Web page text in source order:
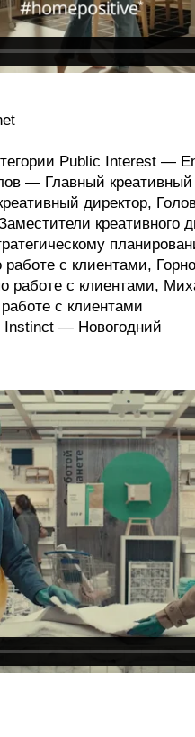
Public Interest —
— Главный креативный
директор,
креативного
с клиентами,
работе с клиентами,
с клиентами